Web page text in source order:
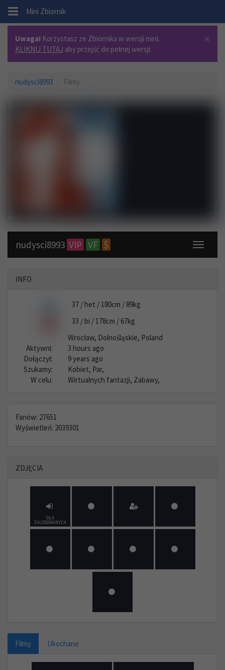
. Mini Zbiornik
×
Uwaga! Korzystasz ze Zbiornika w wersji mini.
KLIKNIJ TUTAJ aby przejść do pełnej wersji.
nudysci8993 Filmy
Toggle
nudysci8993 VIP VF $
INFO
37 / het / 180cm / 89kg
33 / bi / 178cm / 67kg
Wrocław, Dolnośląskie, Poland
Aktywni:
3 hours ago
Dołączył:
9 years ago
Szukamy:
Kobiet, Par,
W celu:
Wirtualnych fantazji, Zabawy,
Fanów: 27651
Wyświetleń: 2039301
ZDJĘCIA
DLA
ZALOGOWANYCH
Filmy Ukochane